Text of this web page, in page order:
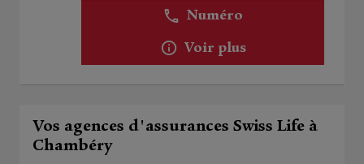
Numéro
Voir plus
Vos agences d'assurances Swiss Life à
Chambéry